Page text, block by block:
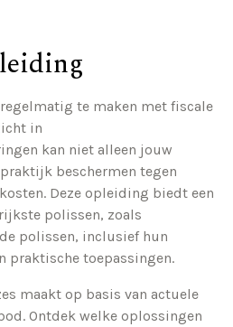
te maken met fiscale
in
kan niet alleen jouw
beschermen tegen
Deze opleiding biedt een
polissen, zoals
polissen, inclusief hun
praktische toepassingen.
maakt op basis van actuele
Ontdek welke oplossingen